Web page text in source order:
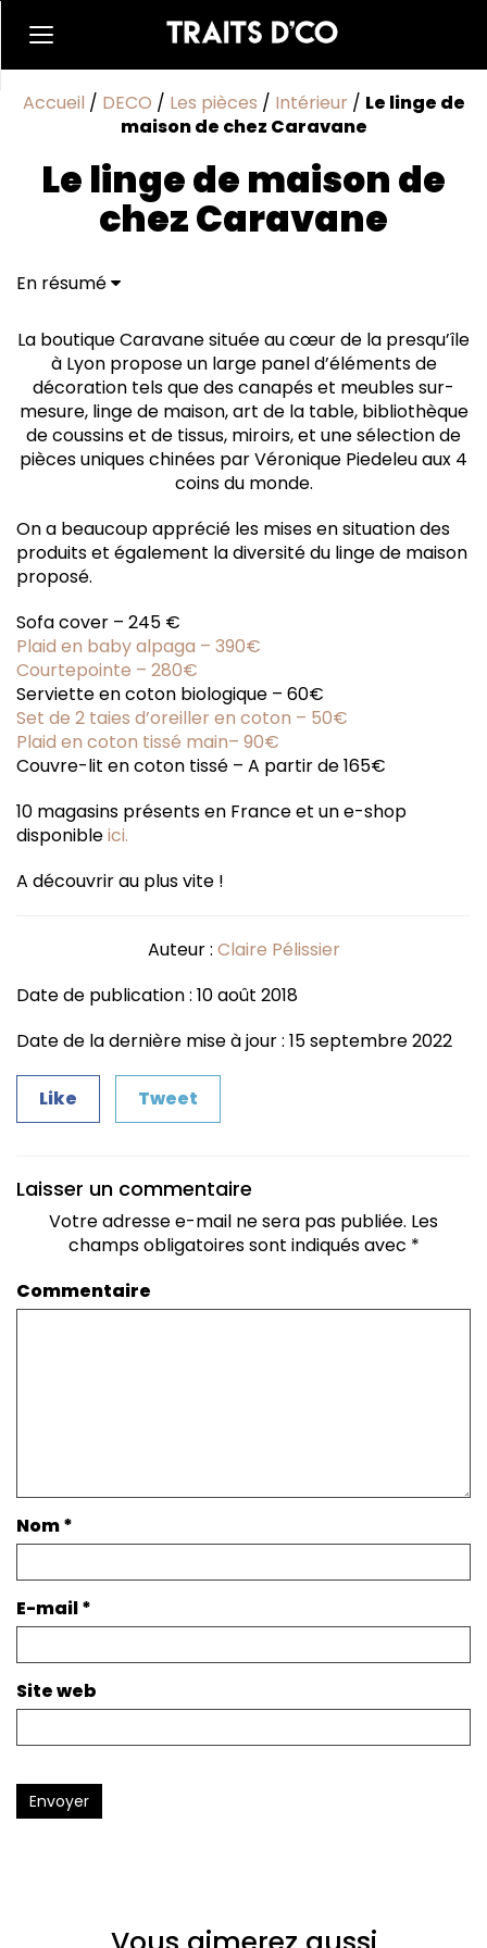
Accueil / DECO / Les pièces / Intérieur / Le linge de
maison de chez Caravane
Le linge de maison de
chez Caravane
En résumé
La boutique Caravane située au cœur de la presqu’île
à Lyon propose un large panel d’éléments de
décoration tels que des canapés et meubles sur-
mesure, linge de maison, art de la table, bibliothèque
de coussins et de tissus, miroirs, et une sélection de
pièces uniques chinées par Véronique Piedeleu aux 4
coins du monde.
On a beaucoup apprécié les mises en situation des
produits et également la diversité du linge de maison
proposé.
Sofa cover – 245 €
Plaid en baby alpaga – 390€
Courtepointe – 280€
Serviette en coton biologique – 60€
Set de 2 taies d’oreiller en coton – 50€
Plaid en coton tissé main– 90€
Couvre-lit en coton tissé – A partir de 165€
10 magasins présents en France et un e-shop
disponibleici.
A découvrir au plus vite !
Auteur : Claire Pélissier
Date de publication : 10 août 2018
Date de la dernière mise à jour : 15 septembre 2022
Like Tweet
Laisser un commentaire
Votre adresse e-mail ne sera pas publiée. Les
champs obligatoires sont indiqués avec *
Commentaire
Nom*
E-mail*
Site web
Envoyer